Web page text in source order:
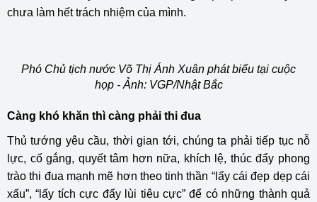
chưa làm hết trách nhiệm của mình.
Phó Chủ tịch nước Võ Thị Ánh Xuân phát biểu tại cuộc
họp - Ảnh: VGP/Nhật Bắc
Càng khó khăn thì càng phải thi đua
Thủ tướng yêu cầu, thời gian tới, chúng ta phải tiếp tục nỗ
lực, cố gắng, quyết tâm hơn nữa, khích lệ, thúc đẩy phong
trào thi đua mạnh mẽ hơn theo tinh thần “lấy cái đẹp dẹp cái
xấu”, “lấy tích cực đẩy lùi tiêu cực” để có những thành quả